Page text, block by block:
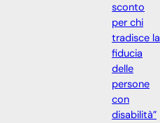
sconto
per chi
tradisce la
fiducia
delle
persone
con
disabilità”